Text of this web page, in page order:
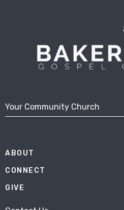
Your Community Church
ABOUT
CONNECT
GIVE